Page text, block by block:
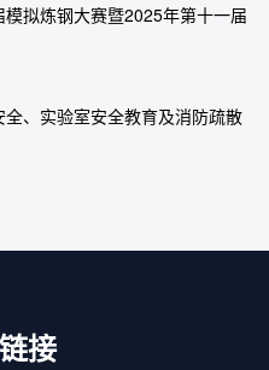
拟炼钢大赛暨2025年第十一届
、实验室安全教育及消防疏散
接